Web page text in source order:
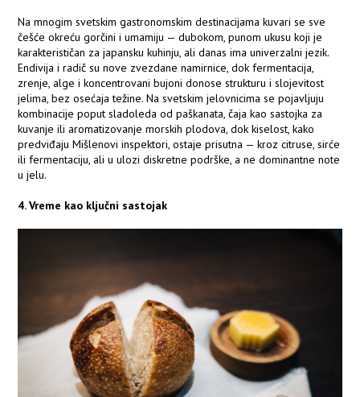
Na mnogim svetskim gastronomskim destinacijama kuvari se sve
češće okreću gorčini i umamiju — dubokom, punom ukusu koji je
karakterističan za japansku kuhinju, ali danas ima univerzalni jezik.
Endivija i radič su nove zvezdane namirnice, dok fermentacija,
zrenje, alge i koncentrovani bujoni donose strukturu i slojevitost
jelima, bez osećaja težine. Na svetskim jelovnicima se pojavljuju
kombinacije poput sladoleda od paškanata, čaja kao sastojka za
kuvanje ili aromatizovanje morskih plodova, dok kiselost, kako
predviđaju Mišlenovi inspektori, ostaje prisutna — kroz citruse, sirće
ili fermentaciju, ali u ulozi diskretne podrške, a ne dominantne note
u jelu.
4. Vreme kao ključni sastojak